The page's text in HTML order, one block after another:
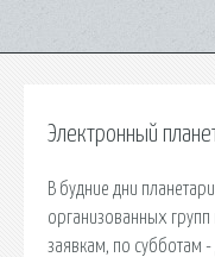
Электронный
В будние дни
организованных
заявкам, по субботам -